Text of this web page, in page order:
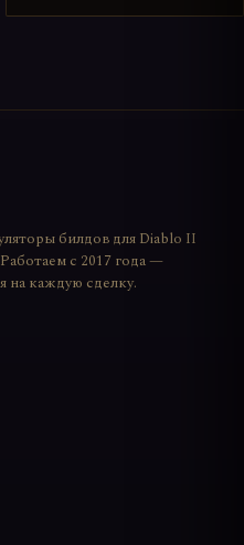
билдов для Diablo II
с 2017 года —
на каждую сделку.